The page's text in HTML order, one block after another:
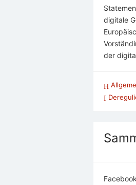
digitale
der